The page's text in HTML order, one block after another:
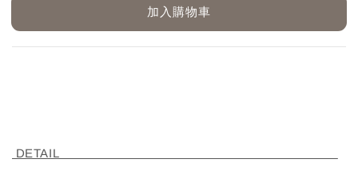
加入購物車
DETAIL